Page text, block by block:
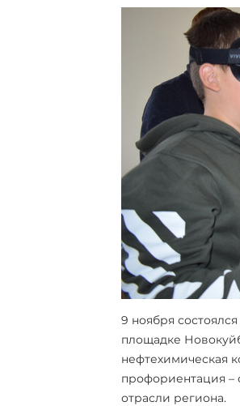
9 ноября
площадке
нефтехимическая
профориентация –
отрасли региона.